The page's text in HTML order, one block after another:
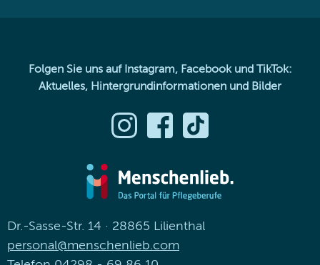
Folgen Sie uns auf Instagram, Facebook und TikTok:
Aktuelles, Hintergrundinformationen und Bilder
Dr.-Sasse-Str. 14 · 28865 Lilienthal
personal@menschenlieb.com